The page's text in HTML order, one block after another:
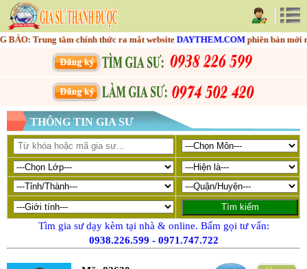
Trung tâm chính thức ra mắt websiteDAYTHEM.COMphiên bản mới
THÔNG TIN GIA SƯ
Tìm gia sư dạy kèm tại nhà & online. Bấm gọi tư vấn:
0938.226.599 - 0971.747.722